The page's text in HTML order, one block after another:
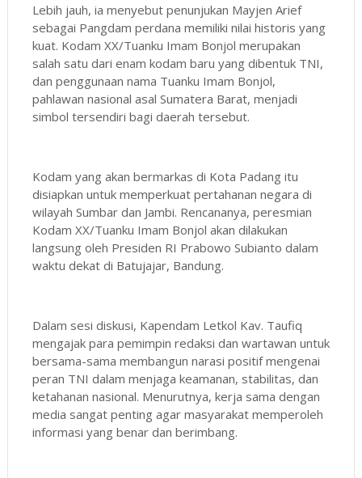
Lebih jauh, ia menyebut penunjukan Mayjen Arief
sebagai Pangdam perdana memiliki nilai historis yang
kuat. Kodam XX/Tuanku Imam Bonjol merupakan
salah satu dari enam kodam baru yang dibentuk TNI,
dan penggunaan nama Tuanku Imam Bonjol,
pahlawan nasional asal Sumatera Barat, menjadi
simbol tersendiri bagi daerah tersebut.
Kodam yang akan bermarkas di Kota Padang itu
disiapkan untuk memperkuat pertahanan negara di
wilayah Sumbar dan Jambi. Rencananya, peresmian
Kodam XX/Tuanku Imam Bonjol akan dilakukan
langsung oleh Presiden RI Prabowo Subianto dalam
waktu dekat di Batujajar, Bandung.
Dalam sesi diskusi, Kapendam Letkol Kav. Taufiq
mengajak para pemimpin redaksi dan wartawan untuk
bersama-sama membangun narasi positif mengenai
peran TNI dalam menjaga keamanan, stabilitas, dan
ketahanan nasional. Menurutnya, kerja sama dengan
media sangat penting agar masyarakat memperoleh
informasi yang benar dan berimbang.